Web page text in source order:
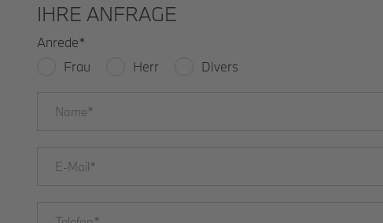
IHRE ANFRAGE
Anrede*
Frau
Herr Divers